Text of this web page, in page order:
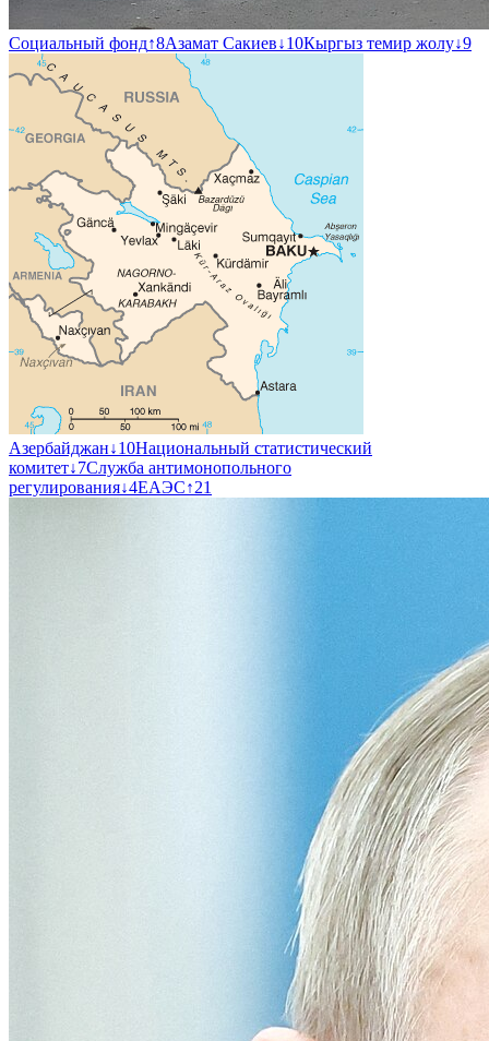
Социальный фонд↑8Азамат Сакиев↓10Кыргыз темир жолу↓9
Азербайджан↓10Национальный статистический
комитет↓7Служба антимонопольного
регулирования↓4ЕАЭС↑21